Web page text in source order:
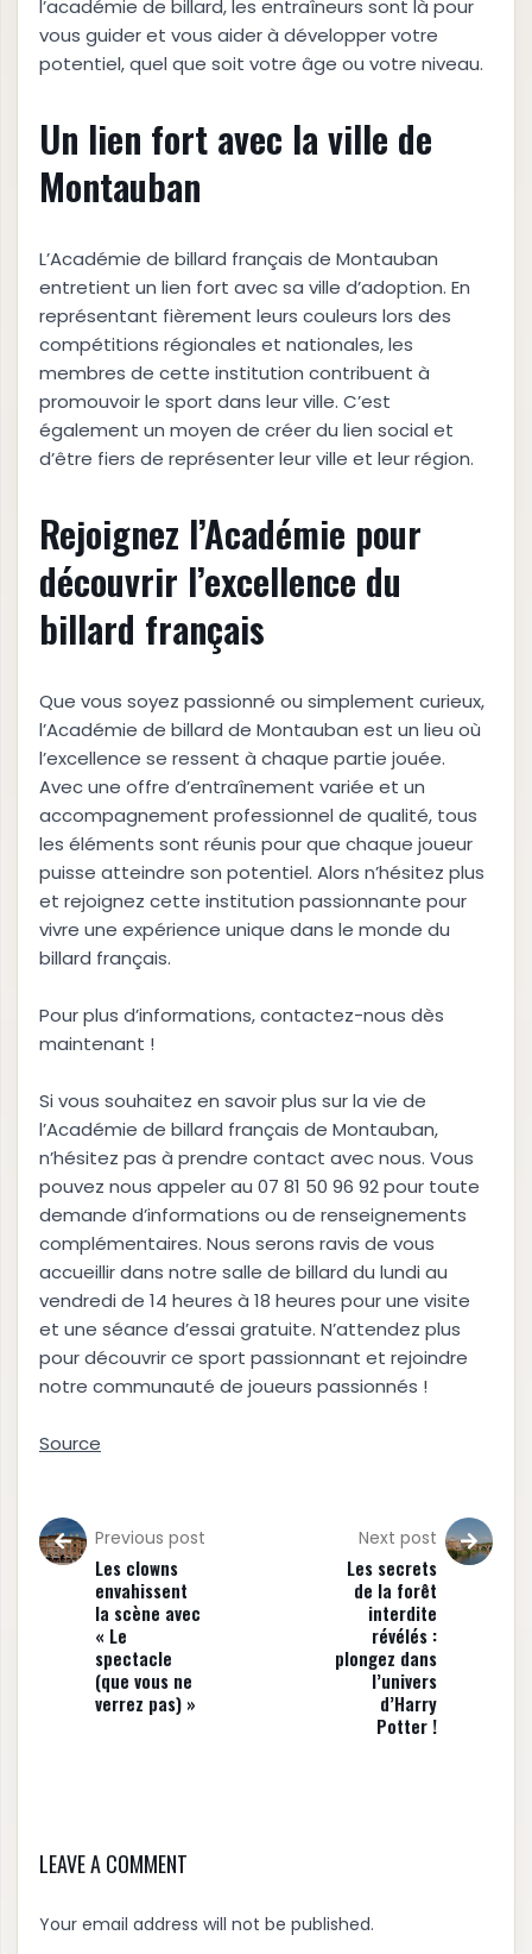
l’académie de billard, les entraîneurs sont là pour
vous guider et vous aider à développer votre
potentiel, quel que soit votre âge ou votre niveau.
Un lien fort avec la ville de
Montauban
L’Académie de billard français de Montauban
entretient un lien fort avec sa ville d’adoption. En
représentant fièrement leurs couleurs lors des
compétitions régionales et nationales, les
membres de cette institution contribuent à
promouvoir le sport dans leur ville. C’est
également un moyen de créer du lien social et
d’être fiers de représenter leur ville et leur région.
Rejoignez l’Académie pour
découvrir l’excellence du
billard français
Que vous soyez passionné ou simplement curieux,
l’Académie de billard de Montauban est un lieu où
l’excellence se ressent à chaque partie jouée.
Avec une offre d’entraînement variée et un
accompagnement professionnel de qualité, tous
les éléments sont réunis pour que chaque joueur
puisse atteindre son potentiel. Alors n’hésitez plus
et rejoignez cette institution passionnante pour
vivre une expérience unique dans le monde du
billard français.
Pour plus d’informations, contactez-nous dès
maintenant !
Si vous souhaitez en savoir plus sur la vie de
l’Académie de billard français de Montauban,
n’hésitez pas à prendre contact avec nous. Vous
pouvez nous appeler au 07 81 50 96 92 pour toute
demande d’informations ou de renseignements
complémentaires. Nous serons ravis de vous
accueillir dans notre salle de billard du lundi au
vendredi de 14 heures à 18 heures pour une visite
et une séance d’essai gratuite. N’attendez plus
pour découvrir ce sport passionnant et rejoindre
notre communauté de joueurs passionnés !
Source
Previous post
Les clowns
envahissent
la scène avec
« Le
spectacle
(que vous ne
verrez pas) »
Next post
Les secrets
de la forêt
interdite
révélés :
plongez dans
l’univers
d’Harry
Potter !
LEAVE A COMMENT
Your email address will not be published.